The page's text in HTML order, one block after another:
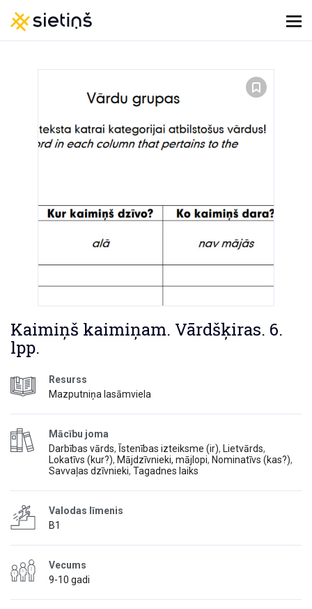
Kaimiņš kaimiņam. Vārdšķiras. 6.
lpp.
Resurss
Mazputniņa lasāmviela
Mācību joma
Darbības vārds, Īstenības izteiksme (ir), Lietvārds,
Lokatīvs (kur?), Mājdzīvnieki, mājlopi, Nominatīvs (kas?),
Savvaļas dzīvnieki, Tagadnes laiks
Valodas līmenis
B1
Vecums
9-10 gadi